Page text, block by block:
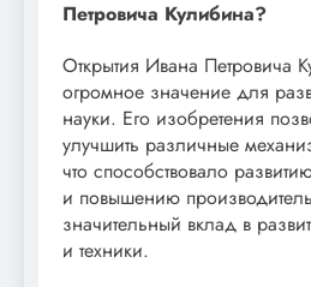
Петровича Кулибина?
Открытия Ивана Петровича
огромное значение для
науки. Его изобретения
улучшить различные
что способствовало
и повышению
значительный вклад в
и техники.